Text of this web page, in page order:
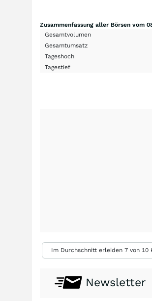
Zusammenfassung aller Börsen vom
Gesamtvolumen
Gesamtumsatz
Tageshoch
Tagestief
Im Durchschnitt erleiden 7 von
Newsletter